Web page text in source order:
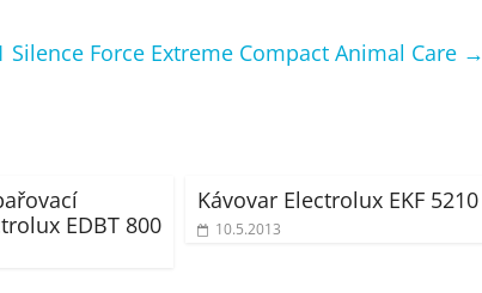
Silence Force Extreme Compact Animal Care →
EDBT 800
Kávovar Electrolux EKF 5210
10.5.2013